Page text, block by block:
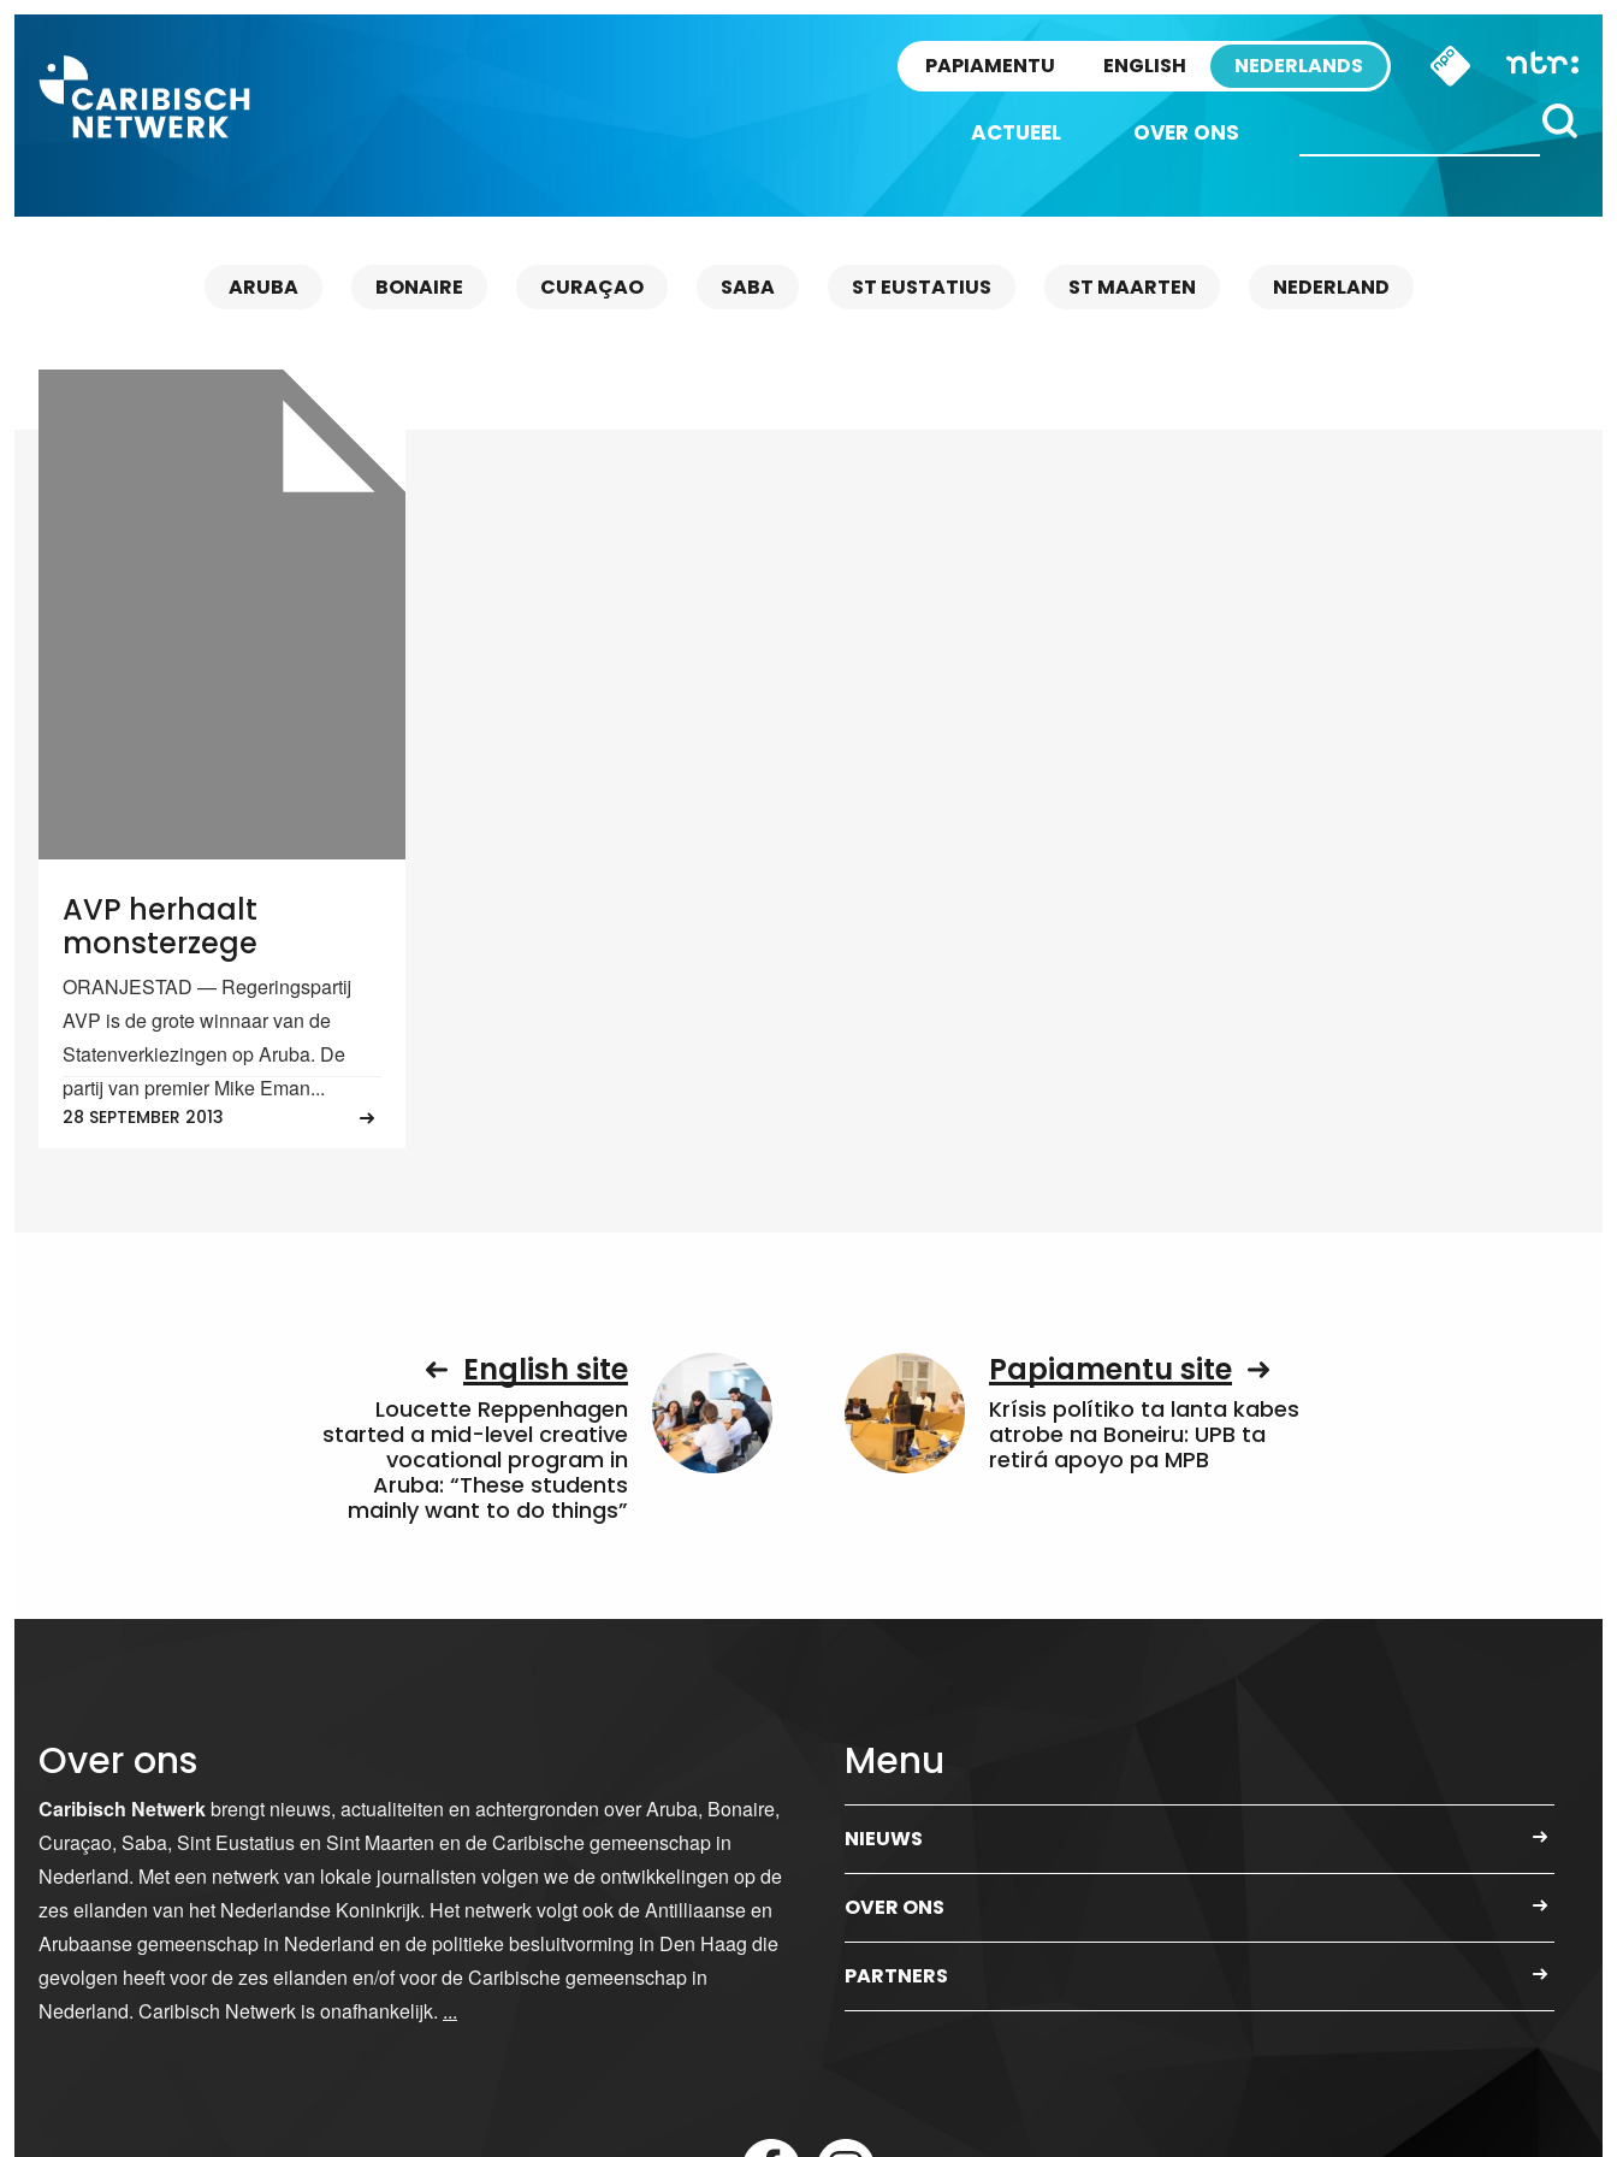
PAPIAMENTU ENGLISH NEDERLANDS
ACTUEEL OVER ONS
ARUBA BONAIRE CURAÇAO SABA ST EUSTATIUS ST MAARTEN NEDERLAND
AVP herhaalt
monsterzege
ORANJESTAD — Regeringspartij
AVP is de grote winnaar van de
Statenverkiezingen op Aruba. De
partij van premier Mike Eman...
28 SEPTEMBER 2013
English site
Loucette Reppenhagen
started a mid-level creative
vocational program in
Aruba: “These students
mainly want to do things”
Papiamentu site
Krísis polítiko ta lanta kabes
atrobe na Boneiru: UPB ta
retirá apoyo pa MPB
Over ons
Caribisch Netwerkbrengt nieuws, actualiteiten en achtergronden over Aruba, Bonaire,
Curaçao, Saba, Sint Eustatius en Sint Maarten en de Caribische gemeenschap in
Nederland. Met een netwerk van lokale journalisten volgen we de ontwikkelingen op de
zes eilanden van het Nederlandse Koninkrijk. Het netwerk volgt ook de Antilliaanse en
Arubaanse gemeenschap in Nederland en de politieke besluitvorming in Den Haag die
gevolgen heeft voor de zes eilanden en/of voor de Caribische gemeenschap in
Nederland. Caribisch Netwerk is onafhankelijk. ...
Menu
NIEUWS
OVER ONS
PARTNERS